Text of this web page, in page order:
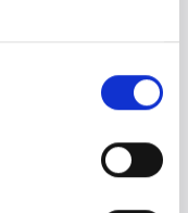
en el Penedès,
las instalaciones de
Gerente y Miguel
en la